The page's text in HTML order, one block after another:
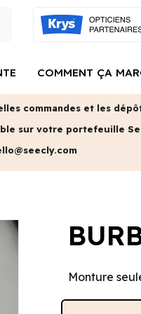
COMMENT ÇA
commandes et les
sur votre portefeuille
Monture